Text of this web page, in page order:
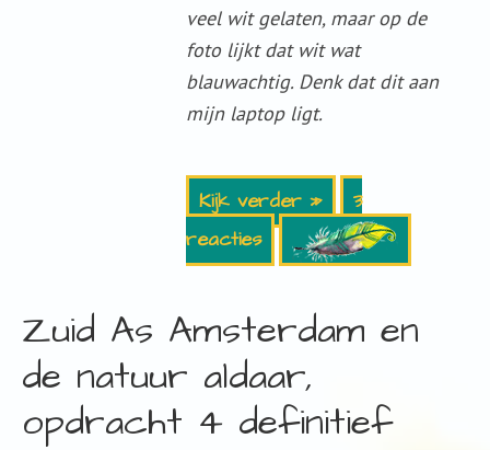
veel wit gelaten, maar op de
foto lijkt dat wit wat
blauwachtig. Denk dat dit aan
mijn laptop ligt.
Kijk verder »
3
reacties
Zuid As Amsterdam en
de natuur aldaar,
opdracht 4 definitief